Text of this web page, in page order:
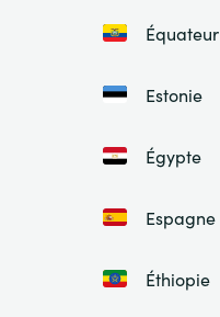
Équateur
Estonie
Égypte
Espagne
Éthiopie